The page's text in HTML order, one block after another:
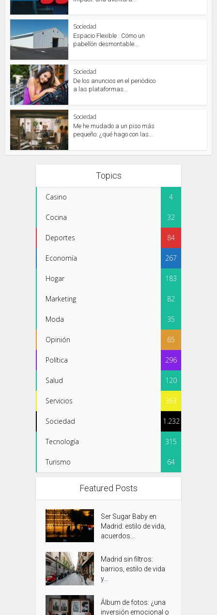
Sociedad
Espacio Flexible : Cómo un
pabellón desmontable...
Sociedad
De los anuncios en el periódico
a las plataformas...
Sociedad
Me he mudado a un piso más
pequeño: ¿qué hago con las...
Topics
Casino 4
Cocina 32
Deportes 84
Economía 267
Hogar 183
Marketing 82
Moda 35
Opinión 65
Política 296
Salud 120
Servicios 363
Sociedad 1.232
Tecnología 315
Turismo 64
Featured Posts
Ser Sugar Baby en
Madrid: estilo de vida,
acuerdos...
Madrid sin filtros:
barrios, estilo de vida
y...
Álbum de fotos: ¿una
inversión emocional o